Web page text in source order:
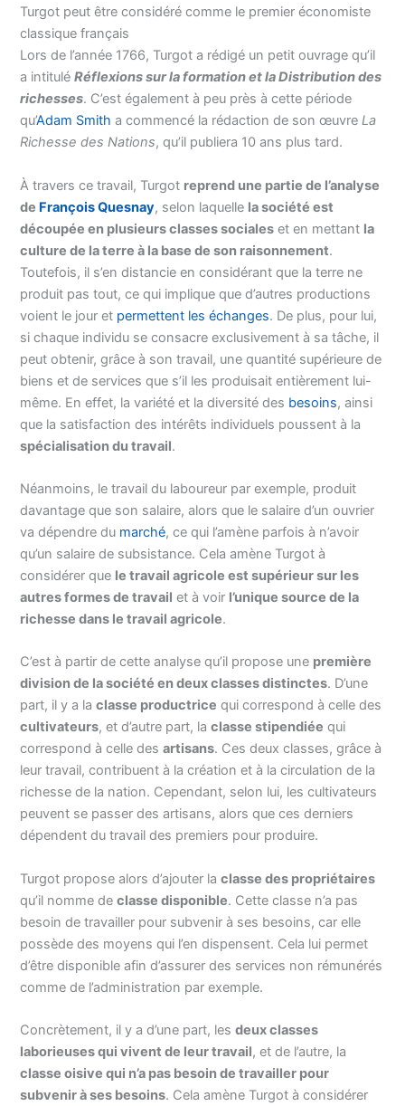
Turgot peut être considéré comme le premier économiste
classique français
Lors de l’année 1766, Turgot a rédigé un petit ouvrage qu’il
a intituléRéflexions sur la formation et la Distribution des
richesses. C’est également à peu près à cette période
qu’Adam Smith a commencé la rédaction de son œuvreLa
Richesse des Nations, qu’il publiera 10 ans plus tard.
À travers ce travail, Turgot reprend une partie de l’analyse
de François Quesnay, selon laquelle la société est
découpée en plusieurs classes sociales et en mettant la
culture de la terre à la base de son raisonnement.
Toutefois, il s’en distancie en considérant que la terre ne
produit pas tout, ce qui implique que d’autres productions
voient le jour et permettent les échanges. De plus, pour lui,
si chaque individu se consacre exclusivement à sa tâche, il
peut obtenir, grâce à son travail, une quantité supérieure de
biens et de services que s’il les produisait entièrement lui-
même. En effet, la variété et la diversité des besoins, ainsi
que la satisfaction des intérêts individuels poussent à la
spécialisation du travail.
Néanmoins, le travail du laboureur par exemple, produit
davantage que son salaire, alors que le salaire d’un ouvrier
va dépendre du marché, ce qui l’amène parfois à n’avoir
qu’un salaire de subsistance. Cela amène Turgot à
considérer que le travail agricole est supérieur sur les
autres formes de travail et à voir l’unique source de la
richesse dans le travail agricole.
C’est à partir de cette analyse qu’il propose une première
division de la société en deux classes distinctes. D’une
part, il y a laclasse productrice qui correspond à celle des
cultivateurs, et d’autre part, laclasse stipendiée qui
correspond à celle desartisans. Ces deux classes, grâce à
leur travail, contribuent à la création et à la circulation de la
richesse de la nation. Cependant, selon lui, les cultivateurs
peuvent se passer des artisans, alors que ces derniers
dépendent du travail des premiers pour produire.
Turgot propose alors d’ajouter laclasse des propriétaires
qu’il nomme declasse disponible. Cette classe n’a pas
besoin de travailler pour subvenir à ses besoins, car elle
possède des moyens qui l’en dispensent. Cela lui permet
d’être disponible afin d’assurer des services non rémunérés
comme de l’administration par exemple.
Concrètement, il y a d’une part, lesdeux classes
laborieuses qui vivent de leur travail, et de l’autre, la
classe oisive qui n’a pas besoin de travailler pour
subvenir à ses besoins. Cela amène Turgot à considérer